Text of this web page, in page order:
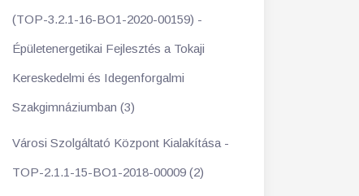
(TOP-3.2.1-16-BO1-2020-00159) -
Épületenergetikai Fejlesztés a Tokaji
Kereskedelmi és Idegenforgalmi
Szakgimnáziumban (3)
Városi Szolgáltató Központ Kialakítása -
TOP-2.1.1-15-BO1-2018-00009 (2)